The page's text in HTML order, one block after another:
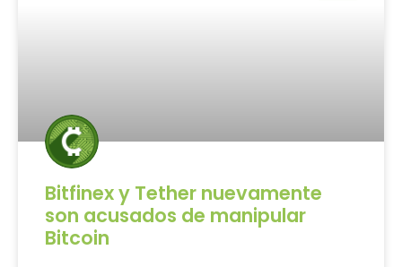
Bitfinex y Tether nuevamente
son acusados ​​de manipular
Bitcoin